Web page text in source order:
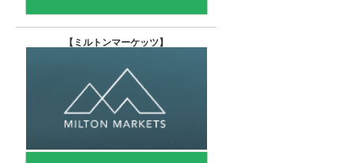
【 ミルトンマーケッツ】